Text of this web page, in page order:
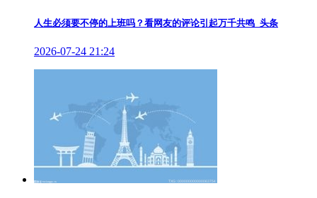
人生必须要不停的上班吗？看网友的评论引起万千共鸣_头条
2026-07-24 21:24